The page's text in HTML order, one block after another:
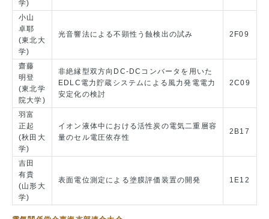
学)
小山
卓耶
(東北大
学)
光音響法による不顕性う蝕検出の試み 2F09
齋藤
明登
(東北学
院大学)
非絶縁型双方向DC-DCコンバータを用いた
EDLC電力貯蔵システムによる風力発電電力
安定化の検討
2C09
羽富
正起
(秋田大
学)
イオン液体中における活性炭の電気二重層容
量のセル電圧依存性
2B17
吉田
有貴
(山形大
学)
表面電位測定による塗膜評価装置の開発 1E12